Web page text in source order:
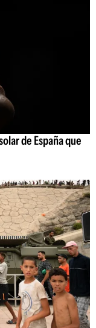
de España que